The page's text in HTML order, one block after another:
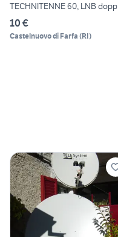
TECHNITENNE 60, LNB
10 €
Castelnuovo di Farfa (RI)